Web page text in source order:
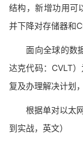
结构，新增功用可
并下降对存储器和
面向全球的数据
达克代码：CVLT
复及办理解决计划
根据单对以太网
到实战，英文）